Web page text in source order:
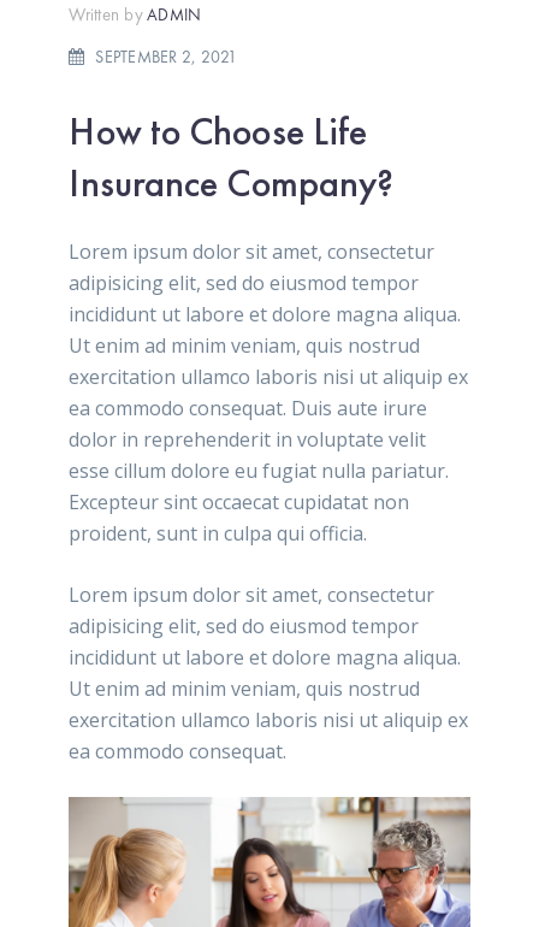
Written byADMIN
SEPTEMBER 2, 2021
How to Choose Life
Insurance Company?
Lorem ipsum dolor sit amet, consectetur
adipisicing elit, sed do eiusmod tempor
incididunt ut labore et dolore magna aliqua.
Ut enim ad minim veniam, quis nostrud
exercitation ullamco laboris nisi ut aliquip ex
ea commodo consequat. Duis aute irure
dolor in reprehenderit in voluptate velit
esse cillum dolore eu fugiat nulla pariatur.
Excepteur sint occaecat cupidatat non
proident, sunt in culpa qui officia.
Lorem ipsum dolor sit amet, consectetur
adipisicing elit, sed do eiusmod tempor
incididunt ut labore et dolore magna aliqua.
Ut enim ad minim veniam, quis nostrud
exercitation ullamco laboris nisi ut aliquip ex
ea commodo consequat.